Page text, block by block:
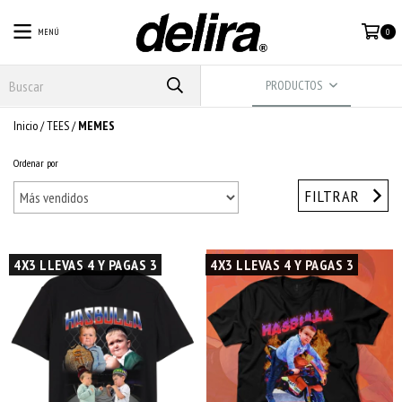
MENÚ 0
PRODUCTOS
Inicio/TEES/ MEMES
Ordenar por
FILTRAR
4X3 LLEVAS 4 Y PAGAS 3 4X3 LLEVAS 4 Y PAGAS 3